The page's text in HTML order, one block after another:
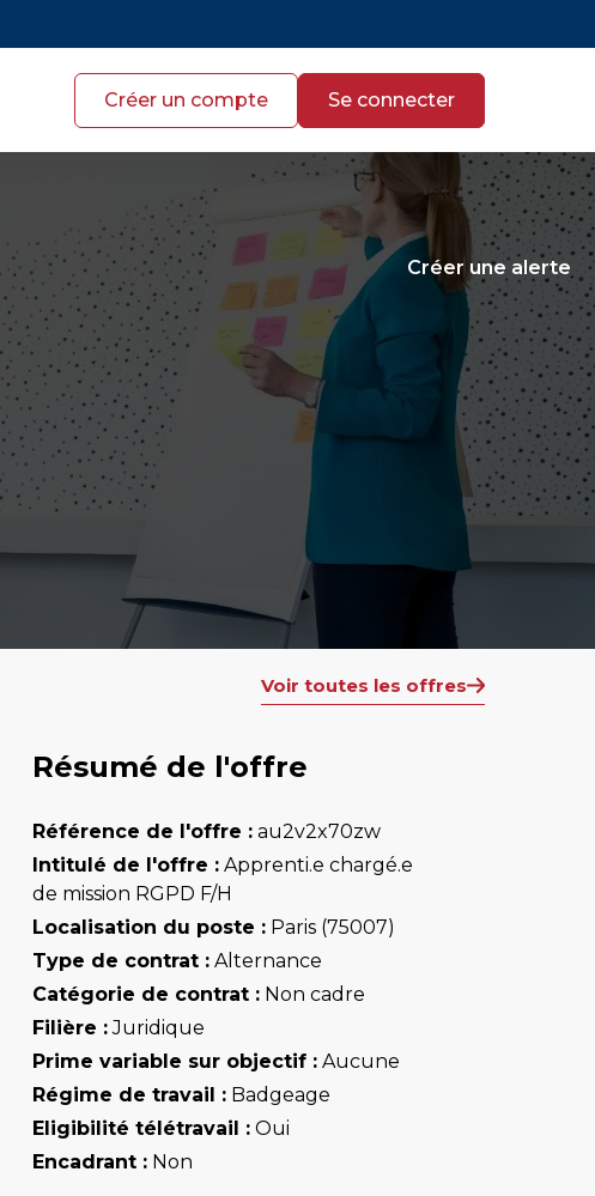
Créer un compte Se connecter
Créer une alerte
Voir toutes les offres
Résumé de l'offre
Référence de l'offre : au2v2x70zw
Intitulé de l'offre : Apprenti.e chargé.e
de mission RGPD F/H
Localisation du poste : Paris (75007)
Type de contrat : Alternance
Catégorie de contrat : Non cadre
Filière :Juridique
Prime variable sur objectif : Aucune
Régime de travail : Badgeage
Eligibilité télétravail : Oui
Encadrant : Non